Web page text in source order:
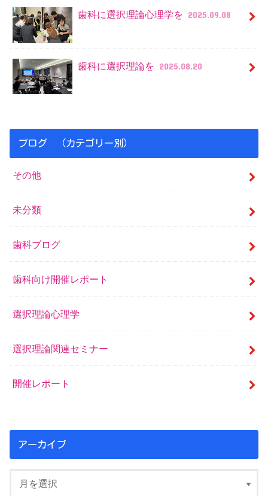
歯科に選択理論心理学を 2025.09.08
歯科に選択理論を 2025.08.20
ブログ （カテゴリー別）
その他
未分類
歯科ブログ
歯科向け開催レポート
選択理論心理学
選択理論関連セミナー
開催レポート
アーカイブ